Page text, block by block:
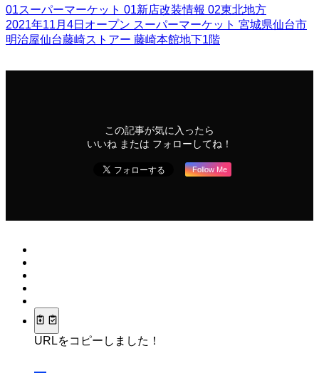
01スーパーマーケット 01新店改装情報 02東北地方
2021年11月4日オープン スーパーマーケット 宮城県仙台市
明治屋仙台藤崎ストアー 藤崎本館地下1階
この記事が気に入ったら
いいね または フォローしてね！
Follow Me
URLをコピーしました！